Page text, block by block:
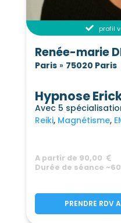
profil
Renée-marie
Paris» 75020 Paris
Hypnose
Avec 5
Reiki Magnétisme
A partir de 90,00
Durée de séance
PRENDRE RDV